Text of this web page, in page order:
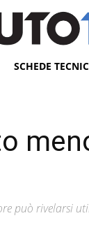
SCHEDE
può rivelarsi